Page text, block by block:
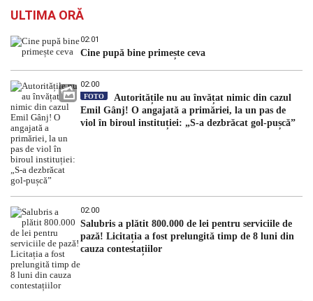
ULTIMA ORĂ
02:01
Cine pupă bine primește ceva
02:00
FOTO
Autoritățile nu au învățat nimic din cazul
Emil Gânj! O angajată a primăriei, la un pas de
viol în biroul instituției: „S-a dezbrăcat gol-pușcă”
02:00
Salubris a plătit 800.000 de lei pentru serviciile de
pază! Licitația a fost prelungită timp de 8 luni din
cauza contestațiilor